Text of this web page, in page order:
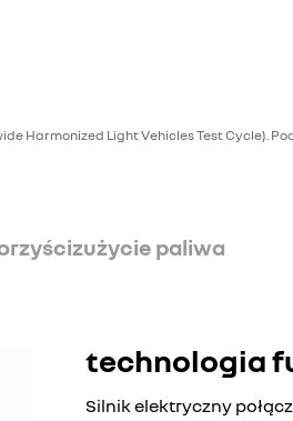
Harmonized Light Vehicles Test Cycle).
zużycie paliwa
technologia
Silnik elektryczny